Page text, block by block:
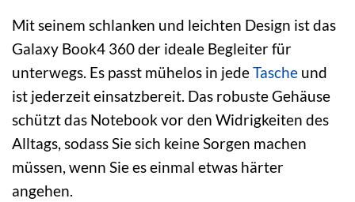
Mit seinem schlanken und leichten Design ist das
Galaxy Book4 360 der ideale Begleiter für
unterwegs. Es passt mühelos in jedeTasche und
ist jederzeit einsatzbereit. Das robuste Gehäuse
schützt das Notebook vor den Widrigkeiten des
Alltags, sodass Sie sich keine Sorgen machen
müssen, wenn Sie es einmal etwas härter
angehen.